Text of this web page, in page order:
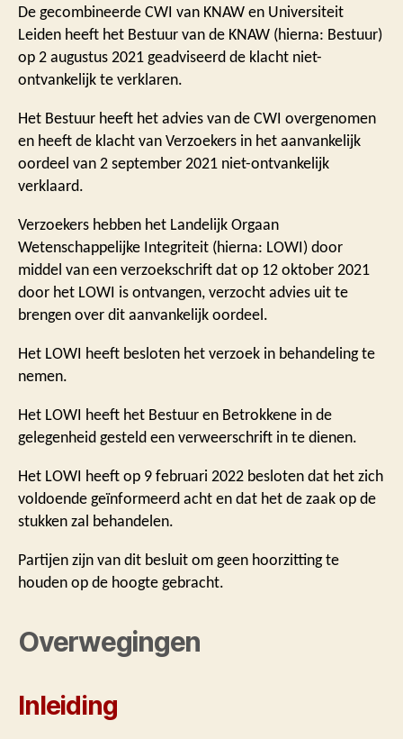
De gecombineerde CWI van KNAW en Universiteit
Leiden heeft het Bestuur van de KNAW (hierna: Bestuur)
op 2 augustus 2021 geadviseerd de klacht niet-
ontvankelijk te verklaren.
Het Bestuur heeft het advies van de CWI overgenomen
en heeft de klacht van Verzoekers in het aanvankelijk
oordeel van 2 september 2021 niet-ontvankelijk
verklaard.
Verzoekers hebben het Landelijk Orgaan
Wetenschappelijke Integriteit (hierna: LOWI) door
middel van een verzoekschrift dat op 12 oktober 2021
door het LOWI is ontvangen, verzocht advies uit te
brengen over dit aanvankelijk oordeel.
Het LOWI heeft besloten het verzoek in behandeling te
nemen.
Het LOWI heeft het Bestuur en Betrokkene in de
gelegenheid gesteld een verweerschrift in te dienen.
Het LOWI heeft op 9 februari 2022 besloten dat het zich
voldoende geïnformeerd acht en dat het de zaak op de
stukken zal behandelen.
Partijen zijn van dit besluit om geen hoorzitting te
houden op de hoogte gebracht.
Overwegingen
Inleiding